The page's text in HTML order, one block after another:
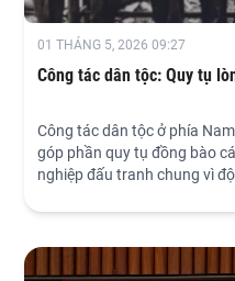
01 THÁNG 5, 2026 09:27
Công tác dân tộc: Quy tụ
Công tác dân tộc ở phía
góp phần quy tụ đồng bào
nghiệp đấu tranh chung vì